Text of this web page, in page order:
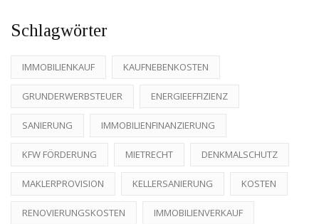
Schlagwörter
IMMOBILIENKAUF KAUFNEBENKOSTEN
GRUNDERWERBSTEUER ENERGIEEFFIZIENZ
SANIERUNG IMMOBILIENFINANZIERUNG
KFW FÖRDERUNG MIETRECHT DENKMALSCHUTZ
MAKLERPROVISION KELLERSANIERUNG KOSTEN
RENOVIERUNGSKOSTEN IMMOBILIENVERKAUF